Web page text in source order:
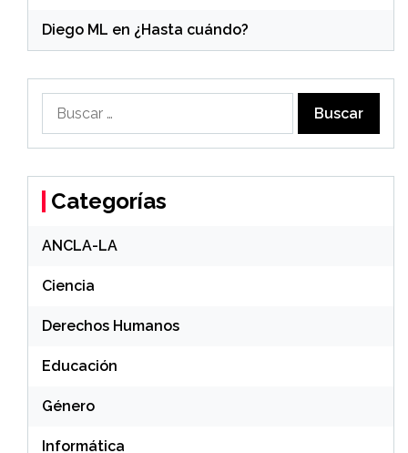
Diego ML en ¿Hasta cuándo?
Categorías
ANCLA-LA
Ciencia
Derechos Humanos
Educación
Género
Informática